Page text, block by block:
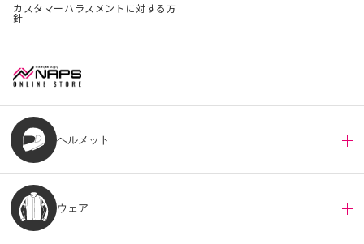
カスタマーハラスメントに対する方
針
ヘルメット
ウェア